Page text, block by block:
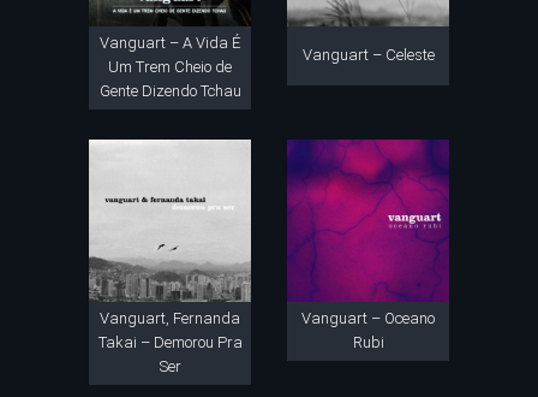
Vanguart – A Vida É
Um Trem Cheio de
Gente Dizendo Tchau
Vanguart – Celeste
Vanguart, Fernanda
Takai – Demorou Pra
Ser
Vanguart – Oceano
Rubi